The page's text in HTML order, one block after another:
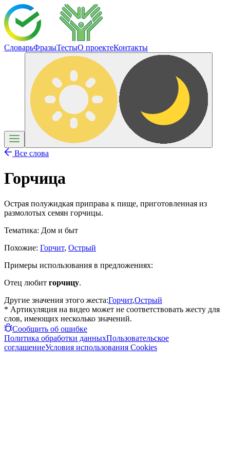
СловарьФразыТестыО проектеКонтакты
Все слова
Горчица
Острая полужидкая приправа к пище, приготовленная из
размолотых семян горчицы.
Тематика: Дом и быт
Похожие: Горчит, Острый
Примеры использования в предложениях:
Отец любит горчицу.
Другие значения этого жеста:Горчит,Острый
* Артикуляция на видео может не соответствовать жесту для
слов, имеющих несколько значений.
Сообщить об ошибке
Политика обработки данныхПользовательское
соглашениеУсловия использования Cookies